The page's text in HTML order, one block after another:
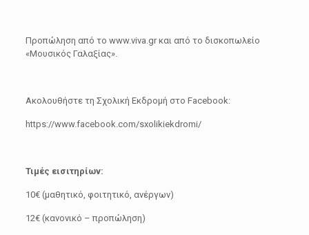
Προπώληση από το www.viva.gr και από το δισκοπωλείο
«Μουσικός Γαλαξίας».
Ακολουθήστε τη Σχολική Εκδρομή στο Facebook:
https://www.facebook.com/sxolikiekdromi/
Τιμές εισιτηρίων:
10€ (μαθητικό, φοιτητικό, ανέργων)
12€ (κανονικό – προπώληση)